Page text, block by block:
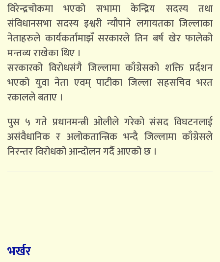
विरेन्द्रचोकमा भएको सभामा केन्द्रिय सदस्य तथा
संविधानसभा सदस्य इश्वरी न्यौपाने लगायतका जिल्लाका
नेताहरुले कार्यकर्तामाझँ सरकारले तिन बर्ष खेर फालेको
मन्तव्य राखेका थिए ।
सरकारको विरोधसंगै जिल्लामा काँग्रेसको शक्ति प्रर्दशन
भएको युवा नेता एवम् पाटीका जिल्ला सहसचिव भरत
रकालले बताए ।
पुस ५ गते प्रधानमन्त्री ओलीले गरेको संसद विघटनलाई
असंवैधानिक र अलोकतान्त्रिक भन्दै जिल्लामा काँग्रेसले
निरन्तर विरोधको आन्दोलन गर्दै आएको छ ।
भर्खर